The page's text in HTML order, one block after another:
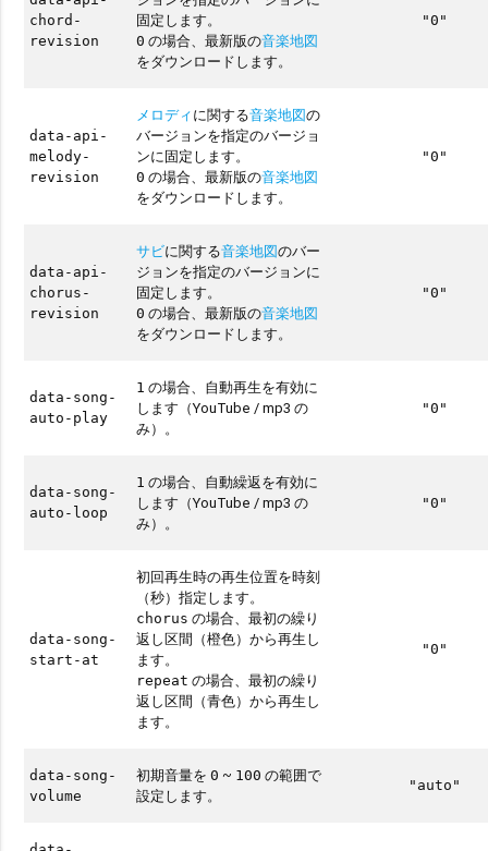
chord-
revision
固定します。
0 の場合、最新版の音楽地図
をダウンロードします。
"0"
data-api-
melody-
revision
メロディに関する音楽地図の
バージョンを指定のバージョ
ンに固定します。
0 の場合、最新版の音楽地図
をダウンロードします。
"0"
data-api-
chorus-
revision
サビに関する音楽地図のバー
ジョンを指定のバージョンに
固定します。
0 の場合、最新版の音楽地図
をダウンロードします。
"0"
data-song-
auto-play
1 の場合、自動再生を有効に
します（YouTube / mp3 の
み）。
"0"
data-song-
auto-loop
1 の場合、自動繰返を有効に
します（YouTube / mp3 の
み）。
"0"
data-song-
start-at
初回再生時の再生位置を時刻
（秒）指定します。
chorus の場合、最初の繰り
返し区間（橙色）から再生し
ます。
repeat の場合、最初の繰り
返し区間（青色）から再生し
ます。
"0"
data-song-
volume
初期音量を0 ~ 100 の範囲で
設定します。
"auto"